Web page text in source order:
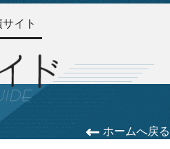
イト
ホームへ戻る